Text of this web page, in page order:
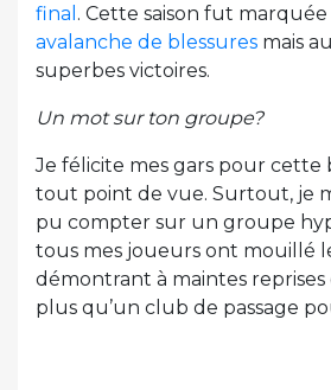
final . Cette saison fut
avalanche de blessures mais
superbes victoires.
Un mot sur ton groupe?
Je félicite mes gars pour cette
tout point de vue. Surtout, je
pu compter sur un groupe
tous mes joueurs ont mouillé
démontrant à maintes
plus qu’un club de passage